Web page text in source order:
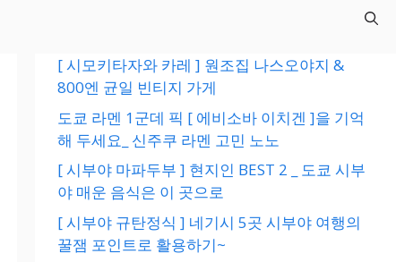
[ 시모키타자와 카레 ] 원조집 나스오야지 &
800엔 균일 빈티지 가게
도쿄 라멘 1군데 픽 [ 에비소바 이치겐 ]을 기억
해 두세요_ 신주쿠 라멘 고민 노노
[ 시부야 마파두부 ] 현지인 BEST 2 _ 도쿄 시부
야 매운 음식은 이 곳으로
[ 시부야 규탄정식 ] 네기시 5곳 시부야 여행의
꿀잼 포인트로 활용하기~